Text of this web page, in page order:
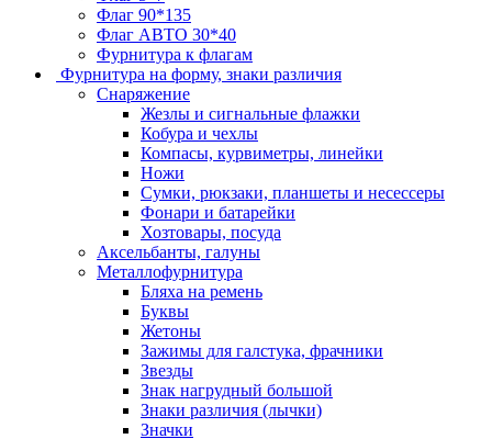
Флаг 90*135
Флаг АВТО 30*40
Фурнитура к флагам
Фурнитура на форму, знаки различия
Снаряжение
Жезлы и сигнальные флажки
Кобура и чехлы
Компасы, курвиметры, линейки
Ножи
Сумки, рюкзаки, планшеты и несессеры
Фонари и батарейки
Хозтовары, посуда
Аксельбанты, галуны
Металлофурнитура
Бляха на ремень
Буквы
Жетоны
Зажимы для галстука, фрачники
Звезды
Знак нагрудный большой
Знаки различия (лычки)
Значки